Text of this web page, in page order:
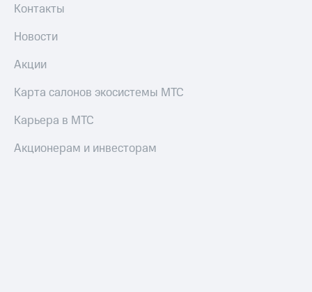
Контакты
Новости
Акции
Карта салонов экосистемы МТС
Карьера в МТС
Акционерам и инвесторам